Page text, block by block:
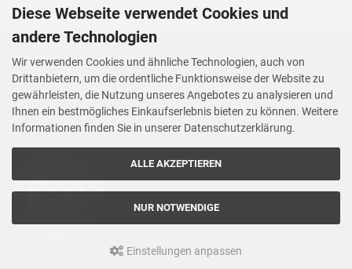
Ihre Meinung zählt
Vorwerk Ersatzteile
Wenn Ihnen der Service der StaubsaugerManufaktur gefallen hat,
bewerten Sie uns bitte bei Trustedshops.de
Diese Webseite verwendet Cookies und
andere Technologien
Wir verwenden Cookies und ähnliche Technologien, auch von
Drittanbietern, um die ordentliche Funktionsweise der Website zu
gewährleisten, die Nutzung unseres Angebotes zu analysieren und
Ihnen ein bestmögliches Einkaufserlebnis bieten zu können. Weitere
Informationen finden Sie in unserer Datenschutzerklärung.
ALLE AKZEPTIEREN
NUR NOTWENDIGE
Einstellungen anpassen